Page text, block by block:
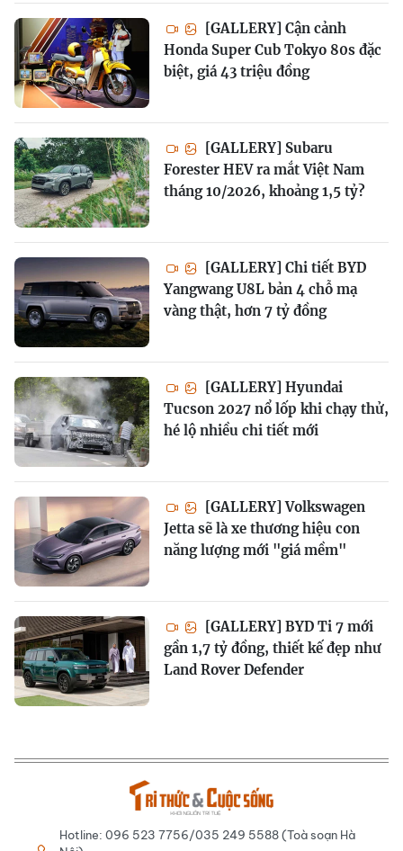
[GALLERY] Cận cảnh
Honda Super Cub Tokyo 80s đặc
biệt, giá 43 triệu đồng
[GALLERY] Subaru
Forester HEV ra mắt Việt Nam
tháng 10/2026, khoảng 1,5 tỷ?
[GALLERY] Chi tiết BYD
Yangwang U8L bản 4 chỗ mạ
vàng thật, hơn 7 tỷ đồng
[GALLERY] Hyundai
Tucson 2027 nổ lốp khi chạy thử,
hé lộ nhiều chi tiết mới
[GALLERY] Volkswagen
Jetta sẽ là xe thương hiệu con
năng lượng mới "giá mềm"
[GALLERY] BYD Ti 7 mới
gần 1,7 tỷ đồng, thiết kế đẹp như
Land Rover Defender
Hotline: 096 523 7756/035 249 5588 (Toà soạn Hà